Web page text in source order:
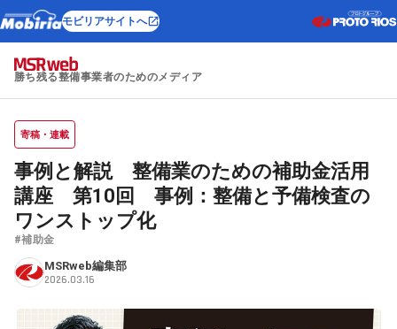
モビリアサイトへ
勝ち残る整備事業者のためのメディア
寄稿・連載
事例と解説 整備業のための補助金活用
講座 第10回 事例：整備と予備検査の
ワンストップ化
#補助金
MSRweb編集部
2026.03.16